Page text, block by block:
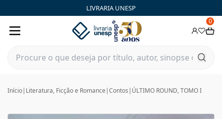
LIVRARIA UNESP
0
Início| Literatura, Ficção e Romance |Contos | ÚLTIMO ROUND, TOMO I